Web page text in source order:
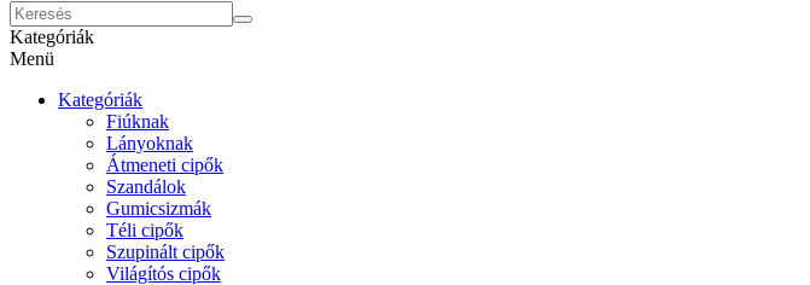
Kategóriák
Menü
Kategóriák
Fiúknak
Lányoknak
Átmeneti cipők
Szandálok
Gumicsizmák
Téli cipők
Szupinált cipők
Világítós cipők